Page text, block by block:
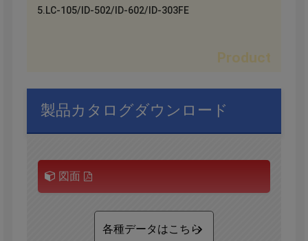
5.LC-105/ID-502/ID-602/ID-303FE
製品カタログダウンロード
図面
各種データはこちら